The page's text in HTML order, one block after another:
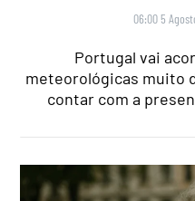
06:00 5
Portugal vai
meteorológicas muito
contar com a